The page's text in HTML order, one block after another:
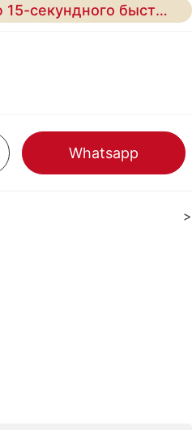
Максимизируйте рентабельность с помощью 15-секундного быстрого распределения, 59 комбинаций вкусов и 70% -ной надежности.
Whatsapp
>